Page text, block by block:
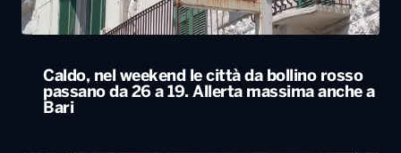
Caldo, nel weekend le città da bollino rosso
passano da 26 a 19. Allerta massima anche a
Bari